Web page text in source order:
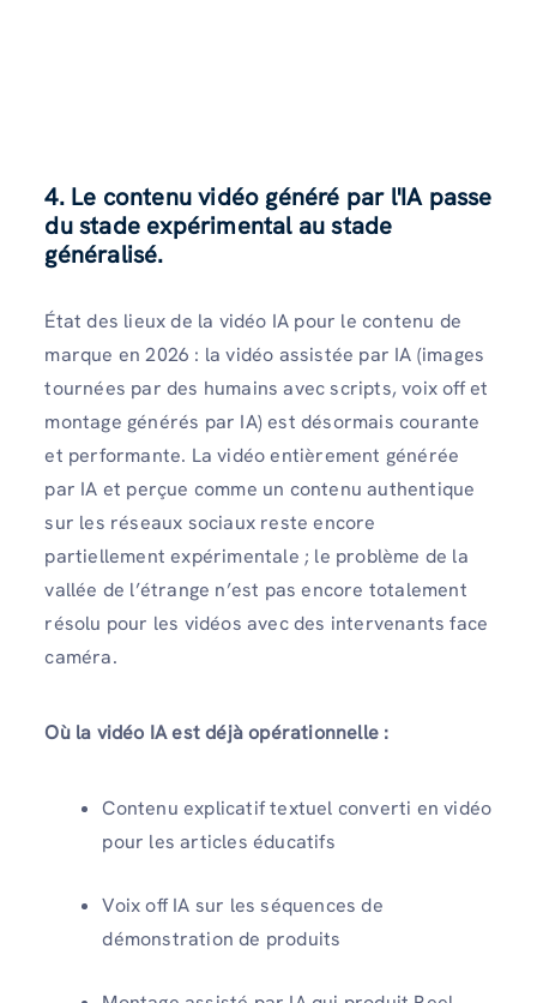
4. Le contenu vidéo généré par l'IA passe
du stade expérimental au stade
généralisé.
État des lieux de la vidéo IA pour le contenu de
marque en 2026 : la vidéo assistée par IA (images
tournées par des humains avec scripts, voix off et
montage générés par IA) est désormais courante
et performante. La vidéo entièrement générée
par IA et perçue comme un contenu authentique
sur les réseaux sociaux reste encore
partiellement expérimentale ; le problème de la
vallée de l’étrange n’est pas encore totalement
résolu pour les vidéos avec des intervenants face
caméra.
Où la vidéo IA est déjà opérationnelle :
Contenu explicatif textuel converti en vidéo
pour les articles éducatifs
Voix off IA sur les séquences de
démonstration de produits